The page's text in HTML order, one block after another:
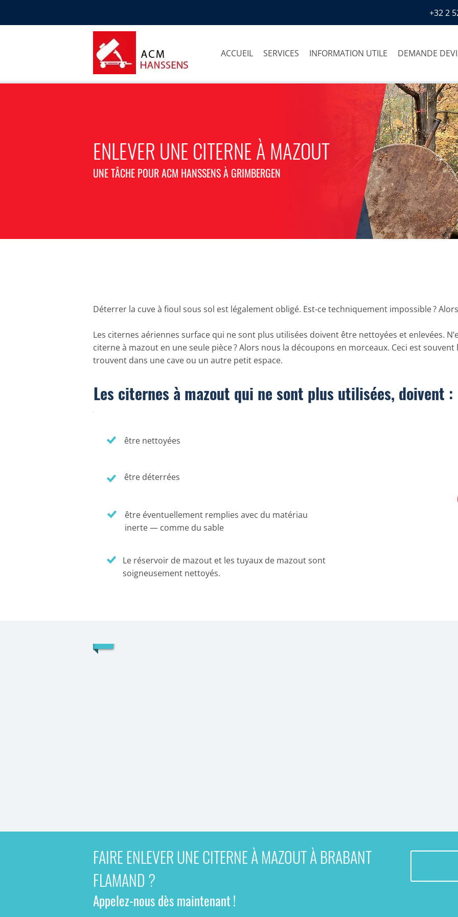
+32 2
ACCUEIL SERVICES INFORMATION UTILE DEMANDE
ENLEVER UNE CITERNE À MAZOUT
UNE TÂCHE POUR ACM HANSSENS À GRIMBERGEN
Déterrer la cuve à fioul sous sol est légalement obligé. Est-ce techniquement impossible ?
Les citernes aériennes surface qui ne sont plus utilisées doivent être nettoyées et enlevées.
citerne à mazout en une seule pièce ? Alors nous la découpons en morceaux. Ceci est
trouvent dans une cave ou un autre petit espace.
Les citernes à mazout qui ne sont plus utilisées, doivent :
être nettoyées
être déterrées
être éventuellement remplies avec du matériau
inerte — comme du sable
Le réservoir de mazout et les tuyaux de mazout sont
soigneusement nettoyés.
FAIRE ENLEVER UNE CITERNE À MAZOUT À BRABANT
FLAMAND ?
Appelez-nous dès maintenant !